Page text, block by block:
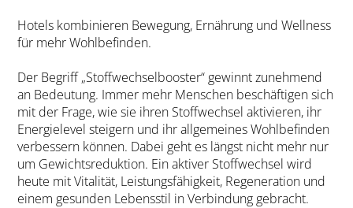
Hotels kombinieren Bewegung, Ernährung und Wellness
für mehr Wohlbefinden.
Der Begriff „Stoffwechselbooster“ gewinnt zunehmend
an Bedeutung. Immer mehr Menschen beschäftigen sich
mit der Frage, wie sie ihren Stoffwechsel aktivieren, ihr
Energielevel steigern und ihr allgemeines Wohlbefinden
verbessern können. Dabei geht es längst nicht mehr nur
um Gewichtsreduktion. Ein aktiver Stoffwechsel wird
heute mit Vitalität, Leistungsfähigkeit, Regeneration und
einem gesunden Lebensstil in Verbindung gebracht.